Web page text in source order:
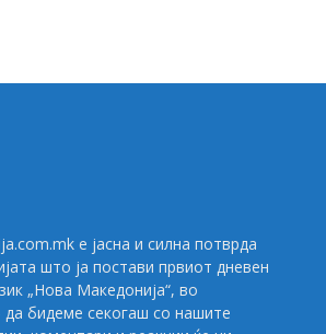
е јасна и силна потврда
што ја постави првиот дневен
„Нова Македонија“, во
да бидеме секогаш со нашите